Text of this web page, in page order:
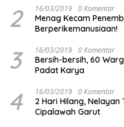
2 16/03/2019 0 Komentar
Menag Kecam
Berperikemanusiaan!
3 16/03/2019 0 Komentar
Bersih-bersih, 60
Padat Karya
4 16/03/2019 0 Komentar
2 Hari Hilang,
Cipalawah Garut